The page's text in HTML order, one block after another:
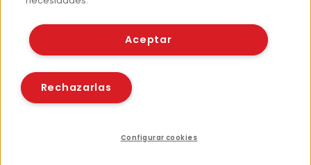
© Fundación EROSKI
Políticas de cookies
Aceptar
Rechazarlas
Configurar cookies